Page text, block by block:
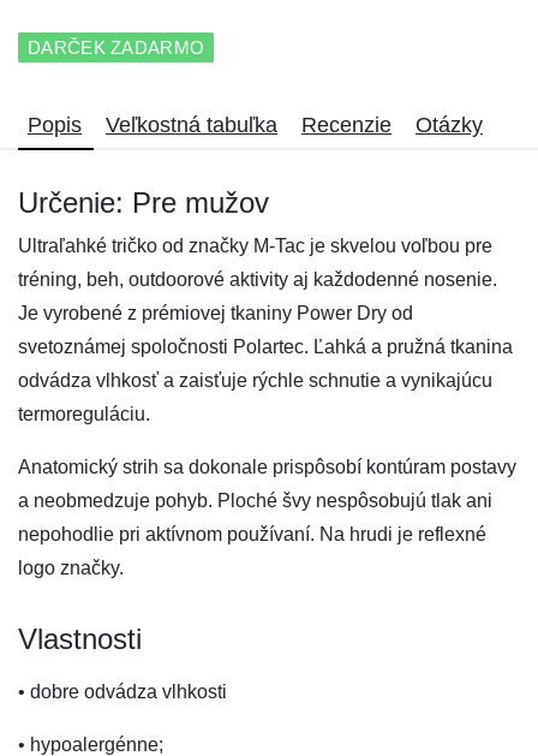
DARČEK ZADARMO
Popis Veľkostná tabuľka Recenzie Otázky
Určenie: Pre mužov
Ultraľahké tričko od značky M-Tac je skvelou voľbou pre
tréning, beh, outdoorové aktivity aj každodenné nosenie.
Je vyrobené z prémiovej tkaniny Power Dry od
svetoznámej spoločnosti Polartec. Ľahká a pružná tkanina
odvádza vlhkosť a zaisťuje rýchle schnutie a vynikajúcu
termoreguláciu.
Anatomický strih sa dokonale prispôsobí kontúram postavy
a neobmedzuje pohyb. Ploché švy nespôsobujú tlak ani
nepohodlie pri aktívnom používaní. Na hrudi je reflexné
logo značky.
Vlastnosti
• dobre odvádza vlhkosti
• hypoalergénne;